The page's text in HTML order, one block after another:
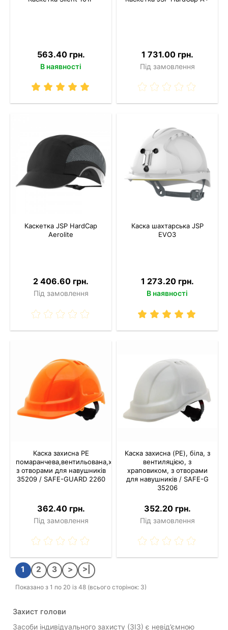
563.40 грн.
В наявності
1 731.00 грн.
Під замовлення
Каскетка JSP HardCap
Aerolite
2 406.60 грн.
Під замовлення
Каска шахтарська JSP
EVO3
1 273.20 грн.
В наявності
Каска захисна PE
помаранчева,вентильована,храповик,
з отворами для навушників
35209 / SAFE-GUARD 2260
362.40 грн.
Під замовлення
Каска захисна (PE), біла, з
вентиляцією, з
храповиком, з отворами
для навушників / SAFE-G
35206
352.20 грн.
Під замовлення
1 2 3 > >|
Показано з 1 по 20 із 48 (всього сторінок: 3)
Захист голови
Засоби індивідуального захисту (ЗІЗ) є невід’ємною